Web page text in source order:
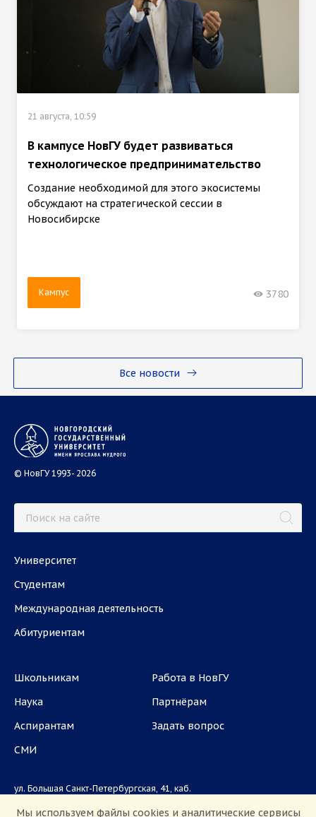
Все новости
21 августа, 10:59
В кампусе НовГУ будет развиваться
технологическое предпринимательство
Создание необходимой для этого экосистемы
обсуждают на стратегической сессии в
Новосибирске
Кампус 3780
© НовГУ 1993- 2026
Университет
Студентам
Международная деятельность
Абитуриентам
Школьникам
Наука
Аспирантам
СМИ
Работа в НовГУ
Партнёрам
Задать вопрос
ул. Большая Санкт-Петербургская, 41, каб.
Мы используем файлы cookies и аналитические сервисы